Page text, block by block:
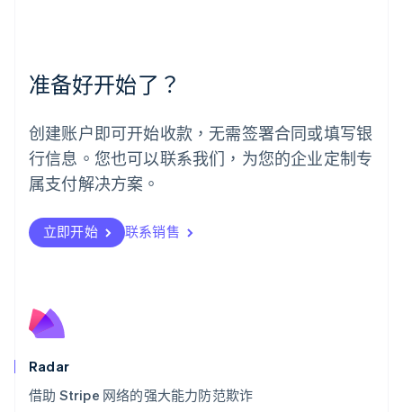
准备好开始了？
创建账户即可开始收款，无需签署合同或填写银
行信息。您也可以联系我们，为您的企业定制专
属支付解决方案。
立即开始 联系销售
Radar
借助 Stripe 网络的强大能力防范欺诈
English
葡萄牙
日本
日本語English
瑞典
SvenskaEnglish
Deutsch FrançaisItaliano English
塞浦路斯
斯洛文尼亚
English
ไทย
希腊
English